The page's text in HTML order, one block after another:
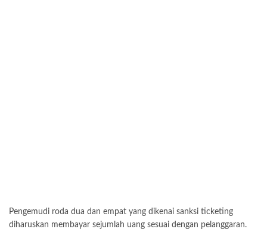
Pengemudi roda dua dan empat yang dikenai sanksi ticketing
diharuskan membayar sejumlah uang sesuai dengan pelanggaran.